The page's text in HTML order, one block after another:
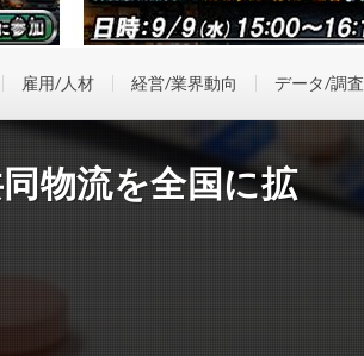
雇用/人材 経営/業界動向 データ/調査
物流を全国に拡